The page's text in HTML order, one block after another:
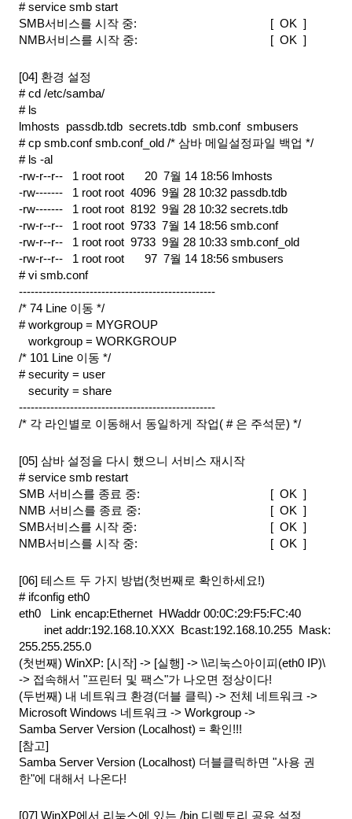
# service smb start
SMB서비스를 시작 중:
[  OK  ]
NMB서비스를 시작 중:
[  OK  ]
[04] 환경 설정
# cd /etc/samba/
# ls
lmhosts  passdb.tdb  secrets.tdb  smb.conf  smbusers
# cp smb.conf smb.conf_old /* 삼바 메일설정파일 백업 */
# ls -al
-rw-r--r--   1 root root
20  7월 14 18:56 lmhosts
-rw-------   1 root root  4096  9월 28 10:32 passdb.tdb
-rw-------   1 root root  8192  9월 28 10:32 secrets.tdb
-rw-r--r--   1 root root  9733  7월 14 18:56 smb.conf
-rw-r--r--   1 root root  9733  9월 28 10:33 smb.conf_old
-rw-r--r--   1 root root
97  7월 14 18:56 smbusers
# vi smb.conf
--------------------------------------------------
/* 74 Line 이동 */
# workgroup = MYGROUP
workgroup = WORKGROUP
/* 101 Line 이동 */
# security = user
security = share
--------------------------------------------------
/* 각 라인별로 이동해서 동일하게 작업( # 은 주석문) */
[05] 삼바 설정을 다시 했으니 서비스 재시작
# service smb restart
SMB 서비스를 종료 중:
[  OK  ]
NMB 서비스를 종료 중:
[  OK  ]
SMB서비스를 시작 중:
[  OK  ]
NMB서비스를 시작 중:
[  OK  ]
[06] 테스트 두 가지 방법(첫번째로 확인하세요!)
# ifconfig eth0
eth0   Link encap:Ethernet  HWaddr 00:0C:29:F5:FC:40
inet addr:192.168.10.XXX  Bcast:192.168.10.255  Mask:
255.255.255.0
(첫번째) WinXP: [시작] -> [실행] -> \\리눅스아이피(eth0 IP)\
-> 접속해서 "프린터 및 팩스"가 나오면 정상이다!
(두번째) 내 네트워크 환경(더블 클릭) -> 전체 네트워크 ->
Microsoft Windows 네트워크 -> Workgroup ->
Samba Server Version (Localhost) = 확인!!!
[참고]
Samba Server Version (Localhost) 더블클릭하면 "사용 권
한"에 대해서 나온다!
[07] WinXP에서 리눅스에 있는 /bin 디렉토리 공유 설정